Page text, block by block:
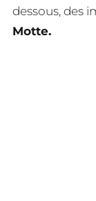
dessous, des
Motte.